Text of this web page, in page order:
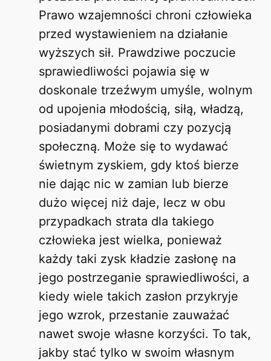
Prawo wzajemności chroni człowieka
przed wystawieniem na działanie
wyższych sił. Prawdziwe poczucie
sprawiedliwości pojawia się w
doskonale trzeźwym umyśle, wolnym
od upojenia młodością, siłą, władzą,
posiadanymi dobrami czy pozycją
społeczną. Może się to wydawać
świetnym zyskiem, gdy ktoś bierze
nie dając nic w zamian lub bierze
dużo więcej niż daje, lecz w obu
przypadkach strata dla takiego
człowieka jest wielka, ponieważ
każdy taki zysk kładzie zasłonę na
jego postrzeganie sprawiedliwości, a
kiedy wiele takich zasłon przykryje
jego wzrok, przestanie zauważać
nawet swoje własne korzyści. To tak,
jakby stać tylko w swoim własnym